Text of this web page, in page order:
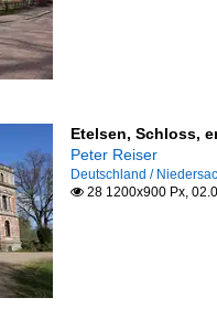
Etelsen, Schloss,
Peter Reiser
Deutschland /
28 1200x900 Px,